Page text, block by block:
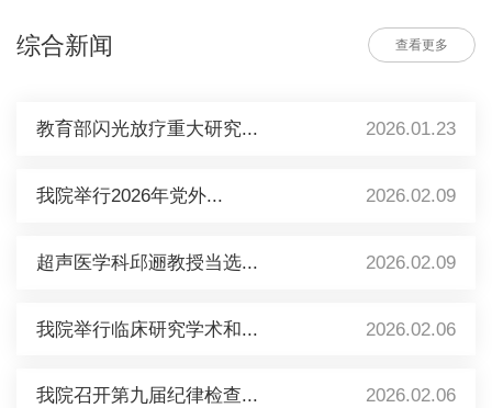
综合新闻 查看更多
教育部闪光放疗重大研究... 2026.01.23
我院举行2026年党外... 2026.02.09
超声医学科邱逦教授当选... 2026.02.09
我院举行临床研究学术和... 2026.02.06
我院召开第九届纪律检查... 2026.02.06